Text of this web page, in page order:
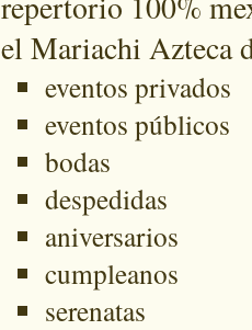
el Mariachi Azteca
eventos privados
eventos públicos
bodas
despedidas
aniversarios
cumpleanos
serenatas